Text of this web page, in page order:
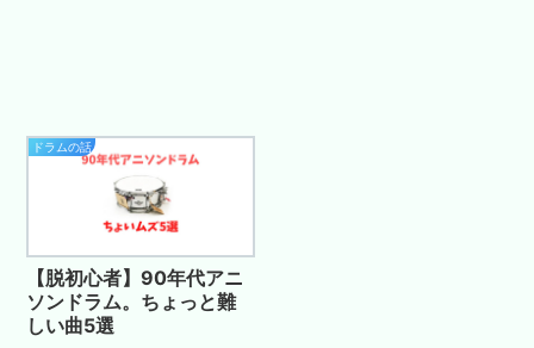
ドラムの話
【脱初心者】90年代アニ
ソンドラム。ちょっと難
しい曲5選